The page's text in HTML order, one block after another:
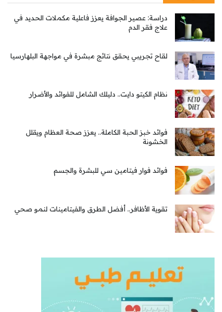
دراسة: عصير الجوافة يعزز فاعلية مكملات الحديد في
علاج فقر الدم
لقاح تجريبي يحقق نتائج مبشرة في مواجهة البلهارسيا
نظام الكيتو دايت.. دليلك الشامل للفوائد والأضرار
فوائد خبز الحبة الكاملة.. يعزز صحة العظام ويقلل
الخشونة
فوائد فوار فيتامين سي للبشرة والجسم
تقوية الأظافر.. أفضل الطرق والفيتامينات لنمو صحي